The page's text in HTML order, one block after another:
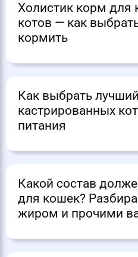
Холистик корм для
котов — как
кормить
Как выбрать
кастрированных
питания
Какой состав
для кошек?
жиром и прочими